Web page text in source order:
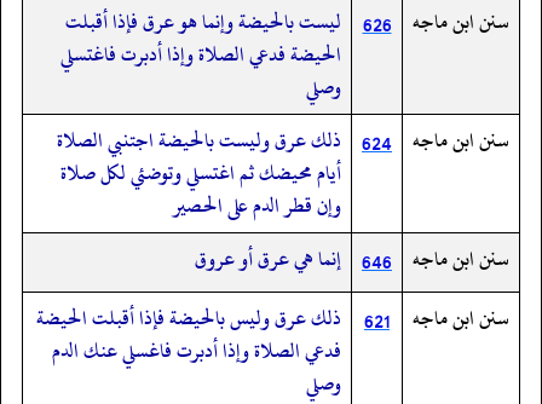
سنن ابن ماجه 626 ليست بالحيضة وإنما هو عرق فإذا أقبلت
الحيضة فدعي الصلاة وإذا أدبرت فاغتسلي
وصلي
سنن ابن ماجه 624 ذلك عرق وليست بالحيضة اجتنبي الصلاة
أيام محيضك ثم اغتسلي وتوضئي لكل صلاة
وإن قطر الدم على الحصير
سنن ابن ماجه 646 إنما هي عرق أو عروق
سنن ابن ماجه 621
ذلك عرق وليس بالحيضة فإذا أقبلت الحيضة
فدعي الصلاة وإذا أدبرت فاغسلي عنك الدم
وصلي